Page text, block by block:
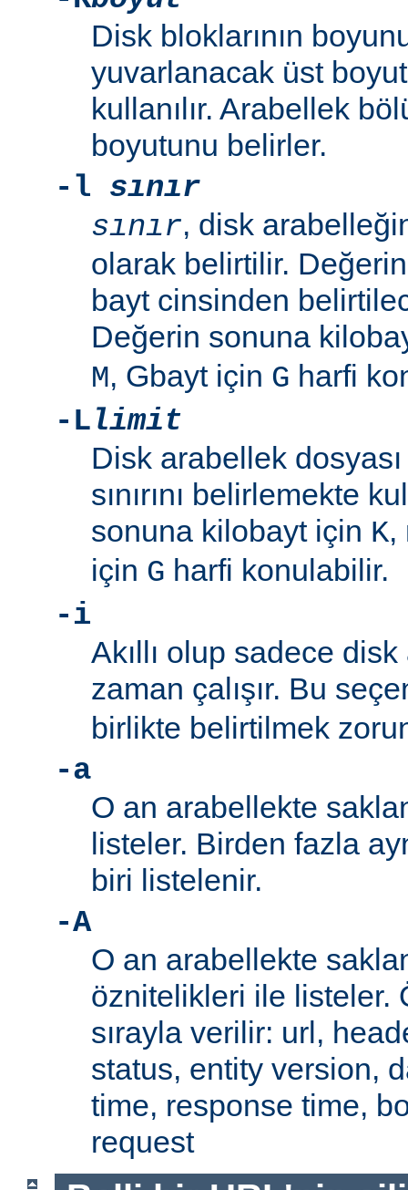
Disk bloklarının
yuvarlanacak üst
kullanılır. Arabellek
boyutunu belirler.
-l sınır
sınır, disk
olarak belirtilir.
bayt cinsinden
Değerin sonuna
M, Gbayt için G harfi
-Llimit
Disk arabellek
sınırını belirlemekte
sonuna kilobayt için K,
için G harfi konulabilir.
-i
Akıllı olup sadece
zaman çalışır. Bu
birlikte belirtilmek
-a
O an arabellekte
listeler. Birden fazla
biri listelenir.
-A
O an arabellekte
öznitelikleri ile listeler.
sırayla verilir: url,
status, entity version,
time, response time,
request